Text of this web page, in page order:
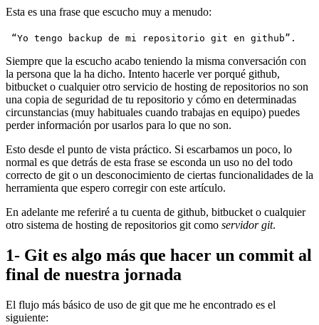
Esta es una frase que escucho muy a menudo:
“Yo tengo backup de mi repositorio git en github”.
Siempre que la escucho acabo teniendo la misma conversación con
la persona que la ha dicho. Intento hacerle ver porqué github,
bitbucket o cualquier otro servicio de hosting de repositorios no son
una copia de seguridad de tu repositorio y cómo en determinadas
circunstancias (muy habituales cuando trabajas en equipo) puedes
perder información por usarlos para lo que no son.
Esto desde el punto de vista práctico. Si escarbamos un poco, lo
normal es que detrás de esta frase se esconda un uso no del todo
correcto de git o un desconocimiento de ciertas funcionalidades de la
herramienta que espero corregir con este artículo.
En adelante me referiré a tu cuenta de github, bitbucket o cualquier
otro sistema de hosting de repositorios git como servidor git.
1- Git es algo más que hacer un commit al
final de nuestra jornada
El flujo más básico de uso de git que me he encontrado es el
siguiente: